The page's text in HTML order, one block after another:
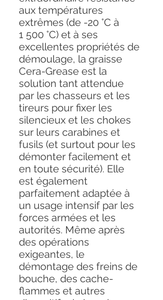
aux températures
extrêmes (de -20 °C à
1 500 °C) et à ses
excellentes propriétés de
démoulage, la graisse
Cera-Grease est la
solution tant attendue
par les chasseurs et les
tireurs pour fixer les
silencieux et les chokes
sur leurs carabines et
fusils (et surtout pour les
démonter facilement et
en toute sécurité). Elle
est également
parfaitement adaptée à
un usage intensif par les
forces armées et les
autorités. Même après
des opérations
exigeantes, le
démontage des freins de
bouche, des cache-
flammes et autres